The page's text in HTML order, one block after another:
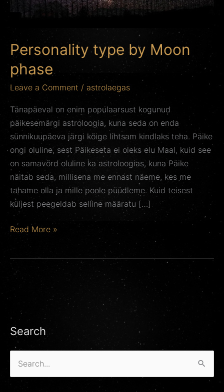
Personality type by Moon
phase
Leave a Comment / astrolaegas
Tänapäeval on enim populaarsust kogunud
päikesemärgi astroloogia, kuna seda on enda
sünnikuupäeva järgi kõige lihtsam kindlaks teha. Päike
ongi oluline, sest Päikeseta ei oleks elu Maal, kuid see
on samavõrd oluline ka astroloogias, kuna Päike
näitab seda, millisena me ennast näeme, kes me
tahame olla ja mille poole püüdleme. Kuid teisest
küljest peegeldab selline määratu […]
Read More »
Search